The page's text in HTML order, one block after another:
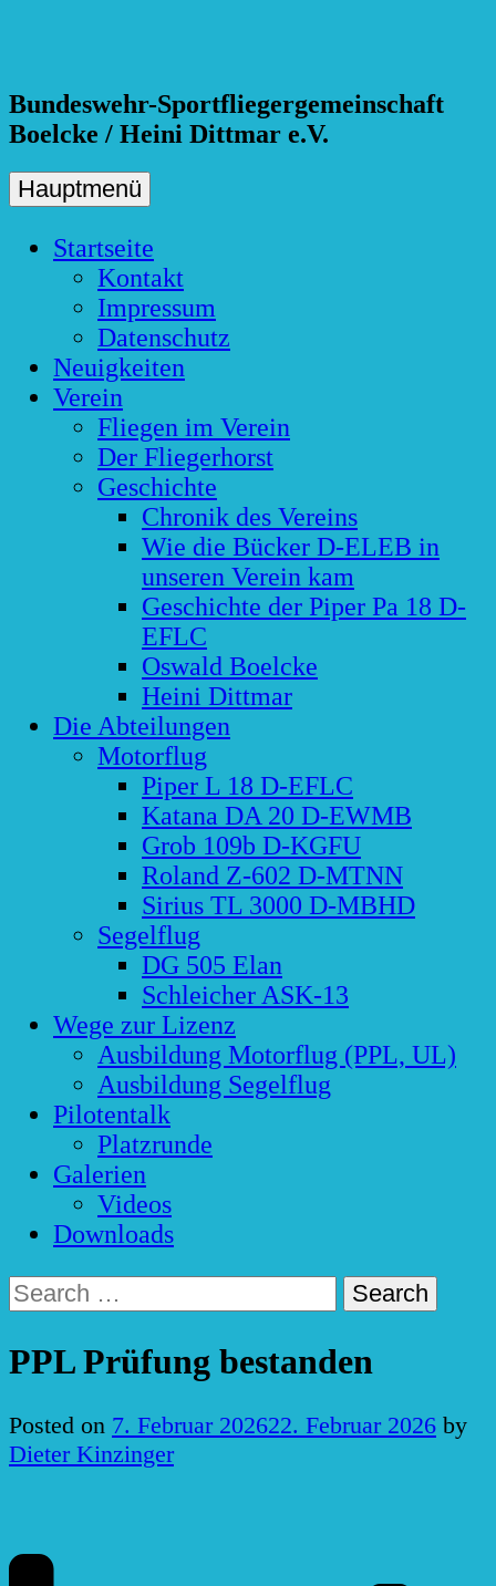
Bundeswehr-Sportfliegergemeinschaft
Boelcke / Heini Dittmar e.V.
Hauptmenü
Startseite
Kontakt
Impressum
Datenschutz
Neuigkeiten
Verein
Fliegen im Verein
Der Fliegerhorst
Geschichte
Chronik des Vereins
Wie die Bücker D-ELEB in
unseren Verein kam
Geschichte der Piper Pa 18 D-
EFLC
Oswald Boelcke
Heini Dittmar
Die Abteilungen
Motorflug
Piper L 18 D-EFLC
Katana DA 20 D-EWMB
Grob 109b D-KGFU
Roland Z-602 D-MTNN
Sirius TL 3000 D-MBHD
Segelflug
DG 505 Elan
Schleicher ASK-13
Wege zur Lizenz
Ausbildung Motorflug (PPL, UL)
Ausbildung Segelflug
Pilotentalk
Platzrunde
Galerien
Videos
Downloads
Search
for:
PPL Prüfung bestanden
Posted on 7. Februar 202622. Februar 2026 by
Dieter Kinzinger